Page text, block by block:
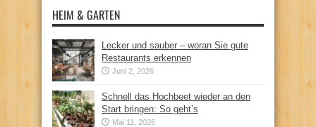
HEIM & GARTEN
Lecker und sauber – woran Sie gute
Restaurants erkennen
Juni 2, 2026
Schnell das Hochbeet wieder an den
Start bringen: So geht’s
Mai 11, 2026